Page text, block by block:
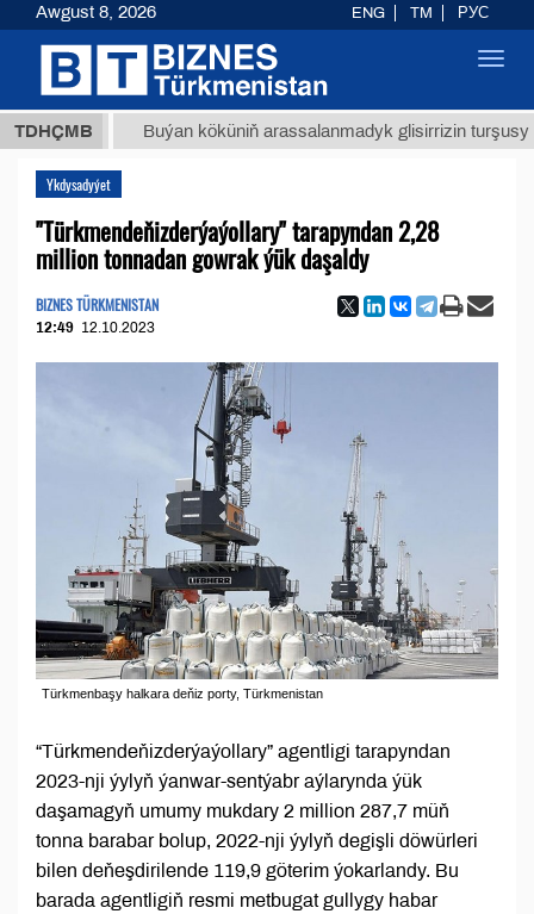
TDHÇMBBuýan köküniň arassalanmadyk glisirrizin turşusy (t.)
Ykdysadyýet
"Türkmendeňizderýaýollary" tarapyndan 2,28
million tonnadan gowrak ýük daşaldy
BIZNES TÜRKMENISTAN
12:49 12.10.2023
Türkmenbaşy halkara deňiz porty, Türkmenistan
“Türkmendeňizderýaýollary” agentligi tarapyndan
2023-nji ýylyň ýanwar-sentýabr aýlarynda ýük
daşamagyň umumy mukdary 2 million 287,7 müň
tonna barabar bolup, 2022-nji ýylyň degişli döwürleri
bilen deňeşdirilende 119,9 göterim ýokarlandy. Bu
barada agentligiň resmi metbugat gullygy habar
Awgust 8, 2026 ENG TM РУС